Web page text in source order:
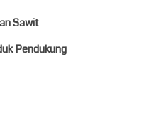
Sawit
Pendukung